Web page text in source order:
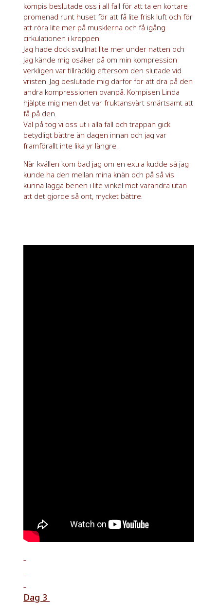
kompis beslutade oss i all fall för att ta en kortare
promenad runt huset för att få lite frisk luft och för
att röra lite mer på musklerna och få igång
cirkulationen i kroppen.
Jag hade dock svullnat lite mer under natten och
jag kände mig osäker på om min kompression
verkligen var tillräcklig eftersom den slutade vid
vristen. Jag beslutade mig därför för att dra på den
andra kompressionen ovanpå. Kompisen Linda
hjälpte mig men det var fruktansvärt smärtsamt att
få på den.
Väl på tog vi oss ut i alla fall och trappan gick
betydligt bättre än dagen innan och jag var
framförallt inte lika yr längre.
När kvällen kom bad jag om en extra kudde så jag
kunde ha den mellan mina knän och på så vis
kunna lägga benen i lite vinkel mot varandra utan
att det gjorde så ont, mycket bättre.
Dag 3